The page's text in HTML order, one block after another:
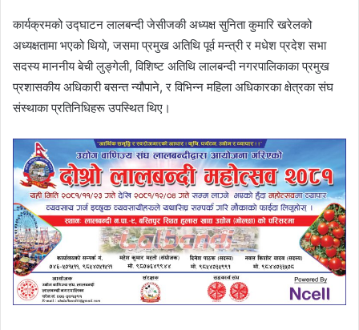
कार्यक्रमको उद्घाटन लालबन्दी जेसीजकी अध्यक्ष सुनिता कुमारि खरेलको
अध्यक्षतामा भएको थियो, जसमा प्रमुख अतिथि पूर्व मन्त्री र मधेश प्रदेश सभा
सदस्य माननीय बेची लुङ्गेली, विशिष्ट अतिथि लालबन्दी नगरपालिकाका प्रमुख
प्रशासकीय अधिकारी बसन्त न्यौपाने, र विभिन्न महिला अधिकारका क्षेत्रका संघ
संस्थाका प्रतिनिधिहरू उपस्थित थिए।